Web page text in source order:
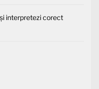
interpretezi corect